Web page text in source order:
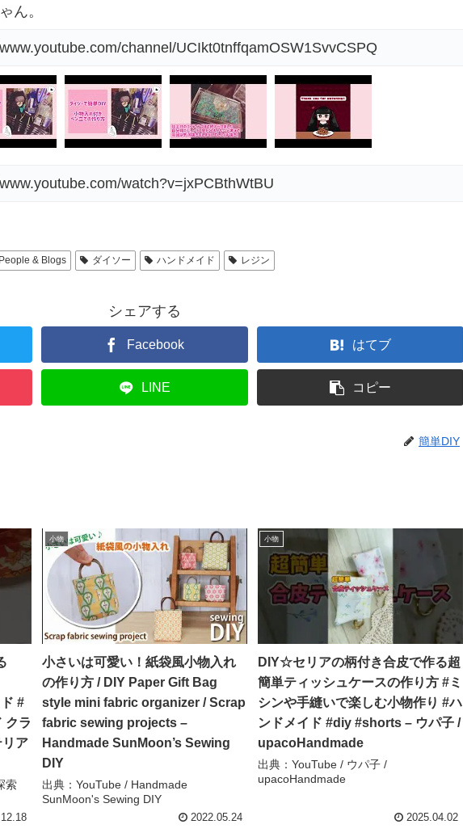
ん。
channel/UCIkt0tnffqamOSW1SvvCSPQ
watch?v=jxPCBthWtBU
People & Blogs ダイソー ハンドメイド レジン
シェアする
Facebook はてブ
LINE コピー
簡単DIY
#
クラ
リア
索
小物
小さいは可愛い！紙袋風小物入れ
の作り方 / DIY Paper Gift Bag
style mini fabric organizer / Scrap
fabric sewing projects –
Handmade SunMoon’s Sewing
DIY
出典：YouTube / Handmade
SunMoon's Sewing DIY
2022.05.24
小物
DIY☆セリアの柄付き合皮で作る超
簡単ティッシュケースの作り方 #ミ
シンや手縫いで楽しむ小物作り #ハ
ンドメイド #diy #shorts – ウパ子 /
upacoHandmade
出典：YouTube / ウパ子 /
upacoHandmade
2025.04.02